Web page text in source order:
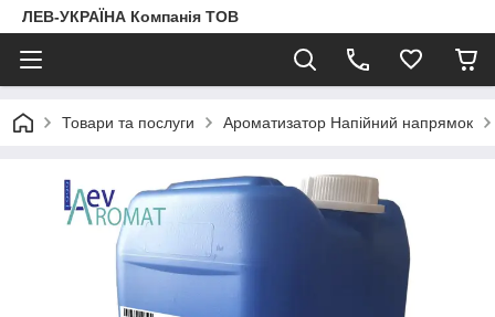
ЛЕВ-УКРАЇНА Компанія ТОВ
Товари та послуги Ароматизатор Напійний напрямок